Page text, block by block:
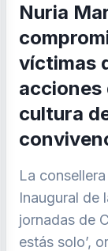
Nuria
víctimas
acciones
cultura
La
Inaugural de
jornadas de
estás solo’,